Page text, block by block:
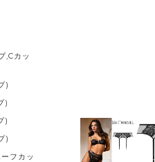
,Cカッ
)
)
)
)
フカッ